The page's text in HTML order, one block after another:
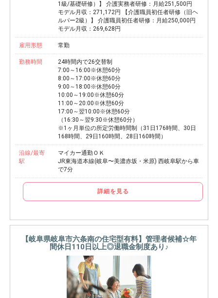
1級/基礎研修）】 介護実務者研修：月給251,500円
モデル月収：271,172円 【介護職員初任者研修（旧ヘ
ルパー2級）】 介護職員初任者研修：月給250,000円
モデル月収：269,628円
雇用形態 常勤
勤務時間
24時間内で26交替制
7:00～16:00※休憩60分
8:00～17:00※休憩60分
9:00～18:00※休憩60分
10:00～19:00※休憩60分
11:00～20:00※休憩60分
17:00～翌10:00※休憩60分
（16:30～翌9:30※休憩60分）
※1ヶ月単位の所定労働時間制（31日176時間、30日
168時間、29日160時間、28日160時間）
沿線/最寄
駅
マイカー通勤ＯＫ
JR東海道本線(岐阜〜美濃赤坂・米原) 西岐阜駅から車
で7分
詳細を見る
【岐阜県岐阜市六条南の住宅型有料】管理者候補☆年
間休日110日以上◎退職金制度あり♪